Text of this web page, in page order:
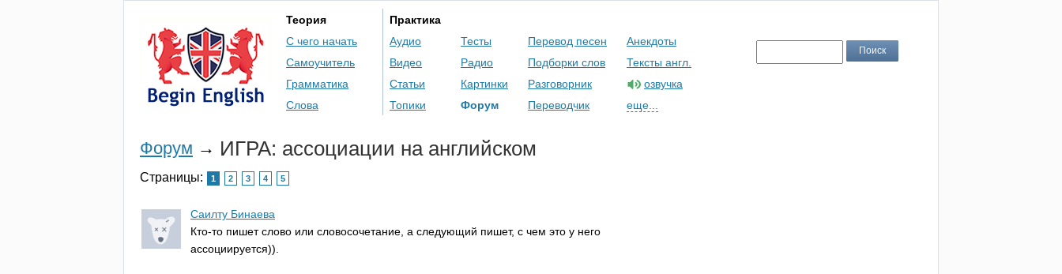
Теория
С чего начать
Самоучитель
Грамматика
Слова
Практика
Аудио
Видео
Статьи
Топики
Тесты
Радио
Картинки
Форум
Перевод песен
Подборки слов
Разговорник
Переводчик
Анекдоты
Тексты англ.
озвучка
еще...
Форум → ИГРА: ассоциации на английском
Страницы: 1 2 3 4 5
Саилту Бинаева
Кто-то пишет слово или словосочетание, а следующий пишет, с чем это у него
ассоциируется)).